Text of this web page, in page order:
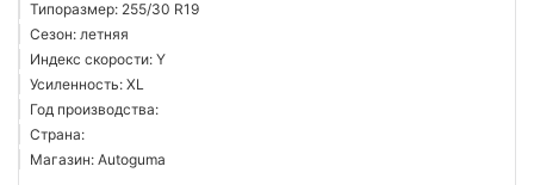
Типоразмер: 255/30 R19
Сезон: летняя
Индекс скорости: Y
Усиленность: XL
Год производства:
Страна:
Магазин: Autoguma